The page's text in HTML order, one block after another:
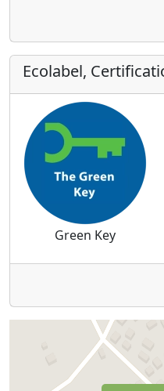
Ecolabel,
Green Key